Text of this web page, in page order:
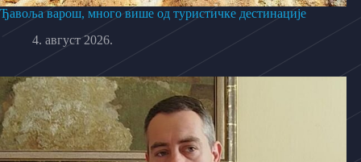
Ђавоља варош, много више од туристичке дестинације
4. август 2026.